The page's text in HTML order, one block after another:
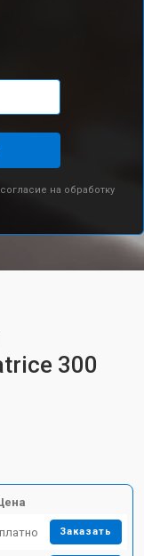
на обработку
300
Заказать